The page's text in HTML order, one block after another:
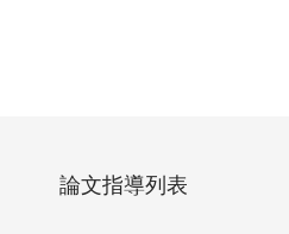
論文指導列表